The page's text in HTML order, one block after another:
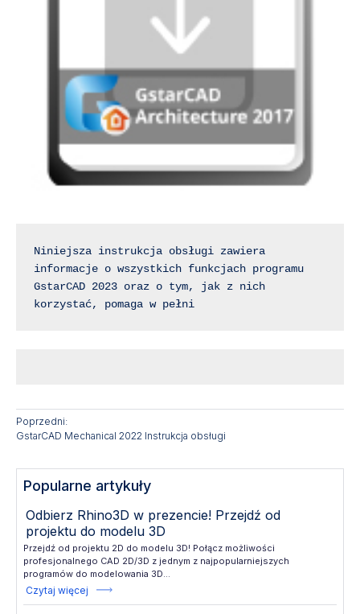
Niniejsza instrukcja obsługi zawiera
informacje o wszystkich funkcjach programu
GstarCAD 2023 oraz o tym, jak z nich
korzystać, pomaga w pełni
Poprzedni:
GstarCAD Mechanical 2022 Instrukcja obsługi
Popularne artykuły
Odbierz Rhino3D w prezencie! Przejdź od
projektu do modelu 3D
Przejdź od projektu 2D do modelu 3D! Połącz możliwości
profesjonalnego CAD 2D/3D z jednym z najpopularniejszych
programów do modelowania 3D...
Czytaj więcej